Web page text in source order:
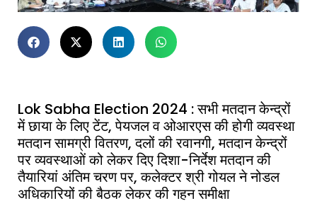
Lok Sabha Election 2024 : सभी मतदान केन्द्रों
में छाया के लिए टेंट, पेयजल व ओआरएस की होगी व्यवस्था
मतदान सामग्री वितरण, दलों की रवानगी, मतदान केन्द्रों
पर व्यवस्थाओं को लेकर दिए दिशा-निर्देश मतदान की
तैयारियां अंतिम चरण पर, कलेक्टर श्री गोयल ने नोडल
अधिकारियों की बैठक लेकर की गहन समीक्षा